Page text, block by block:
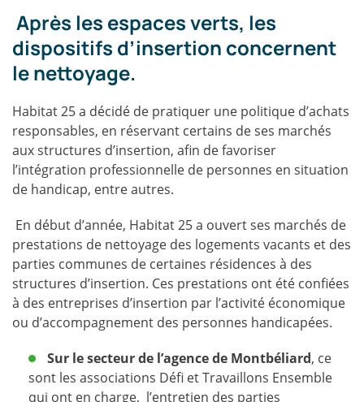
Après les espaces verts, les
dispositifs d’insertion concernent
le nettoyage.
Habitat 25 a décidé de pratiquer une politique d’achats
responsables, en réservant certains de ses marchés
aux structures d’insertion, afin de favoriser
l’intégration professionnelle de personnes en situation
de handicap, entre autres.
En début d’année, Habitat 25 a ouvert ses marchés de
prestations de nettoyage des logements vacants et des
parties communes de certaines résidences à des
structures d’insertion. Ces prestations ont été confiées
à des entreprises d’insertion par l’activité économique
ou d’accompagnement des personnes handicapées.
Sur le secteur de l’agence de Montbéliard, ce
sont les associations Défi et Travaillons Ensemble
qui ont en charge, l’entretien des parties